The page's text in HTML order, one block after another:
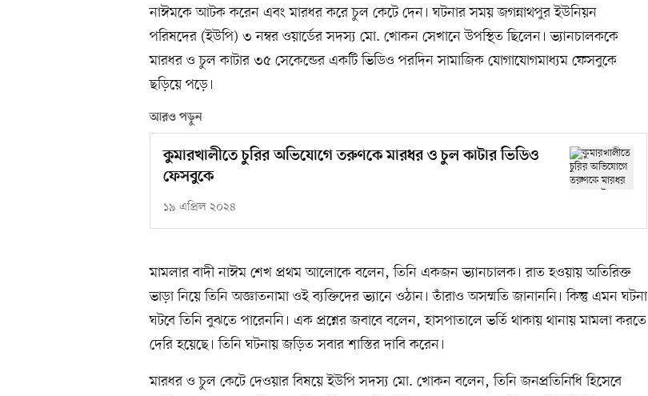
নাঈমকে আটক করেন এবং মারধর করে চুল কেটে দেন। ঘটনার সময় জগন্নাথপুর ইউনিয়ন
পরিষদের (ইউপি) ৩ নম্বর ওয়ার্ডের সদস্য মো. খোকন সেখানে উপস্থিত ছিলেন। ভ্যানচালককে
মারধর ও চুল কাটার ৩৫ সেকেন্ডের একটি ভিডিও পরদিন সামাজিক যোগাযোগমাধ্যম ফেসবুকে
ছড়িয়ে পড়ে।
আরও পড়ুন
কুমারখালীতে চুরির অভিযোগে তরুণকে মারধর ও চুল কাটার ভিডিও
ফেসবুকে
১৯ এপ্রিল ২০২৪
মামলার বাদী নাঈম শেখ প্রথম আলোকে বলেন, তিনি একজন ভ্যানচালক। রাত হওয়ায় অতিরিক্ত
ভাড়া নিয়ে তিনি অজ্ঞাতনামা ওই ব্যক্তিদের ভ্যানে ওঠান। তাঁরাও অসম্মতি জানাননি। কিন্তু এমন ঘটনা
ঘটবে তিনি বুঝতে পারেননি। এক প্রশ্নের জবাবে বলেন, হাসপাতালে ভর্তি থাকায় থানায় মামলা করতে
দেরি হয়েছে। তিনি ঘটনায় জড়িত সবার শাস্তির দাবি করেন।
মারধর ও চুল কেটে দেওয়ার বিষয়ে ইউপি সদস্য মো. খোকন বলেন, তিনি জনপ্রতিনিধি হিসেবে